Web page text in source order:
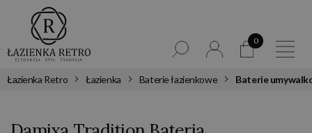
0
Łazienka Retro Łazienka Baterie łazienkowe Baterie